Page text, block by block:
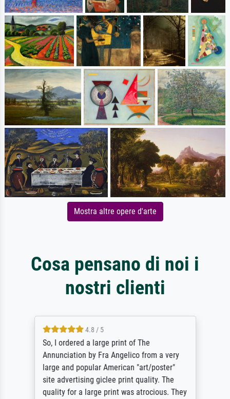
Mostra altre opere d'arte
Cosa pensano di noi i
nostri clienti
4.8 / 5
So, I ordered a large print of The
Annunciation by Fra Angelico from a very
large and popular American "art/poster"
site advertising giclee print quality. The
quality for a large print was atrocious. They